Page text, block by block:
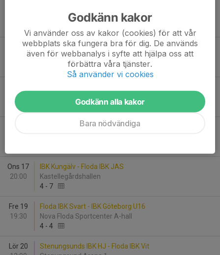
Partillebohallen
Fre 12
19:30
Floda IBK JAS - FBC Lerum Utveckling
Nova Floda Sportcenter A-hall
14:15
Munkegärdehallen
Floda IBK Vit - IBF Backadalen HJ
Ons 17
20:00
IBK Kungälv - Floda IBK JAS
Kastellegårdshallen
4 - 7
Fre 19
19:30
Floda IBK Svart - IBK Göteborg U16
Nova Floda Sportcenter A-hall
4 - 4
Lör 20
Stenungsunds IBK HJ - Floda IBK Vit
Godkänn kakor
Vi använder oss av kakor (cookies) för att vår
webbplats ska fungera bra för dig. De används
även för webbanalys i syfte att hjälpa oss att
förbättra våra tjänster.
Så använder vi cookies
Godkänn alla kakor
Bara nödvändiga